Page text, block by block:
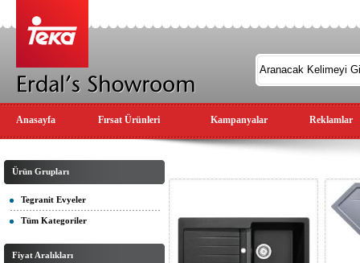
Anasayfa Fırsat Ürünleri Kampanyalar Reklamlar
Ürün Grupları
Tegranit Evyeler
Tüm Kategoriler
Fiyat Aralıkları